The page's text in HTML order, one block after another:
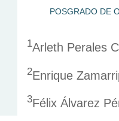
POSGRADO DE
1Arleth Perales
2Enrique
3Félix Álvarez